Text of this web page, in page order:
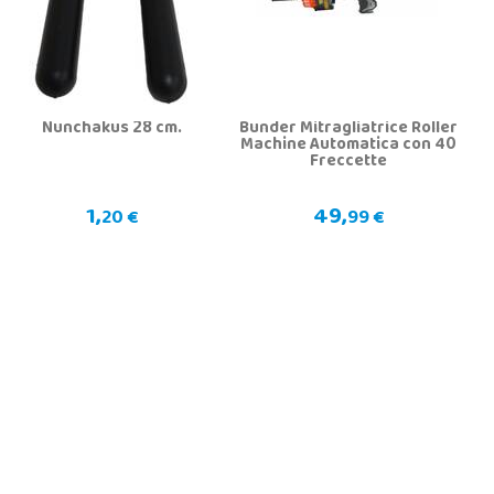
Nunchakus 28 cm.
1,20 €
Bunder Mitragliatrice Roller
Machine Automatica con 40
Freccette
49,99 €